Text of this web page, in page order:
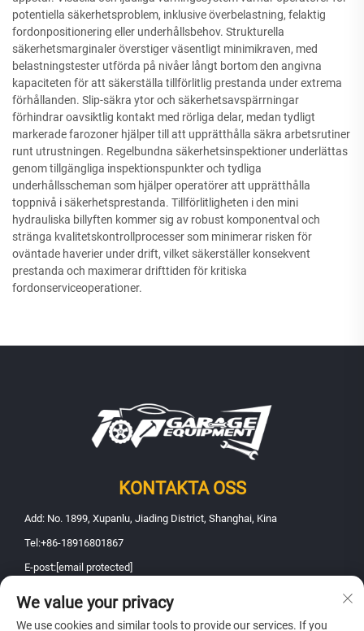
potentiella säkerhetsproblem, inklusive överbelastning, felaktig
fordonpositionering eller underhållsbehov. Strukturella
säkerhetsmarginaler överstiger väsentligt minimikraven, med
belastningstester utförda på nivåer långt bortom den angivna
kapaciteten för att säkerställa tillförlitlig prestanda under extrema
förhållanden. Slip-säkra ytor och säkerhetsavspärrningar
förhindrar oavsiktlig kontakt med rörliga delar, medan tydligt
markerade farozoner hjälper till att upprätthålla säkra arbetsrutiner
runt utrustningen. Regelbundna säkerhetsinspektioner underlättas
genom tillgängliga inspektionspunkter och tydliga
underhållsscheman som hjälper operatörer att upprätthålla
toppnivå i säkerhetsprestanda. Tillförlitligheten i den mini
hydrauliska billyften kommer sig av robust komponentval och
stränga kvalitetskontrollprocesser som minimerar risken för
oväntade haverier under drift, vilket säkerställer konsekvent
prestanda och maximerar drifttiden för kritiska
fordonserviceoperationer.
KONTAKTA OSS
Add: No. 1899, Xupanlu, Jiading District, Shanghai, Kina
Tel:+86-18916801867
E-post: [email protected]
Upphovsrätt © 2025 Shanghai Fanbao Automobile Maintenance
We value your privacy
We use cookies and similar tools to provide our services. If you